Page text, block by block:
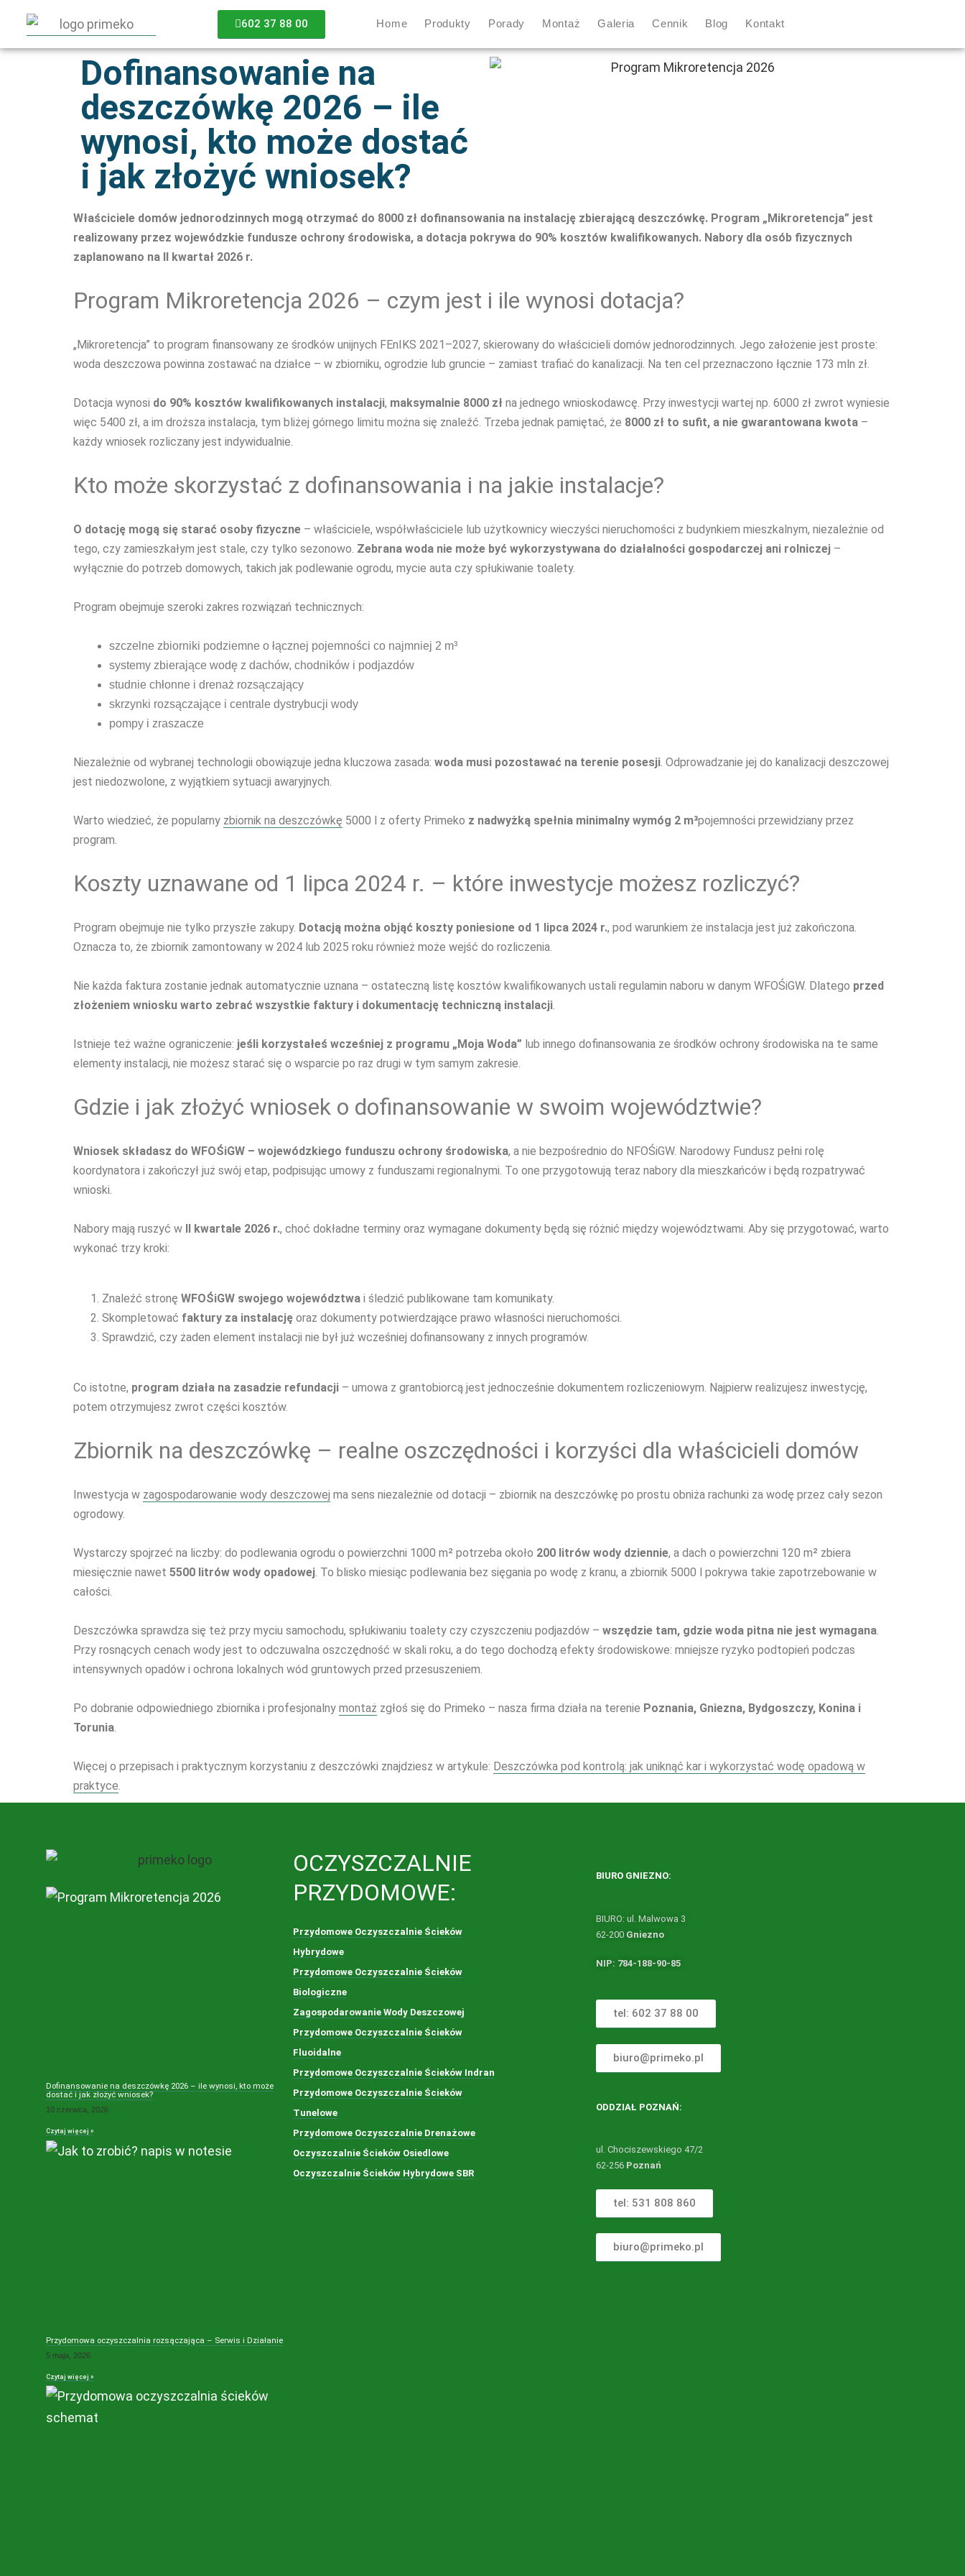
602 37 88 00 Home Produkty Porady Montaż Galeria Cennik Blog Kontakt
Dofinansowanie na
deszczówkę 2026 – ile
wynosi, kto może dostać
i jak złożyć wniosek?
Właściciele domów jednorodzinnych mogą otrzymać do 8000 zł dofinansowania na instalację zbierającą deszczówkę. Program „Mikroretencja” jest
realizowany przez wojewódzkie fundusze ochrony środowiska, a dotacja pokrywa do 90% kosztów kwalifikowanych. Nabory dla osób fizycznych
zaplanowano na II kwartał 2026 r.
Program Mikroretencja 2026 – czym jest i ile wynosi dotacja?
„Mikroretencja” to program finansowany ze środków unijnych FEnIKS 2021–2027, skierowany do właścicieli domów jednorodzinnych. Jego założenie jest proste:
woda deszczowa powinna zostawać na działce – w zbiorniku, ogrodzie lub gruncie – zamiast trafiać do kanalizacji. Na ten cel przeznaczono łącznie 173 mln zł.
Dotacja wynosi do 90% kosztów kwalifikowanych instalacji, maksymalnie 8000 zł na jednego wnioskodawcę. Przy inwestycji wartej np. 6000 zł zwrot wyniesie
więc 5400 zł, a im droższa instalacja, tym bliżej górnego limitu można się znaleźć. Trzeba jednak pamiętać, że 8000 zł to sufit, a nie gwarantowana kwota –
każdy wniosek rozliczany jest indywidualnie.
Kto może skorzystać z dofinansowania i na jakie instalacje?
O dotację mogą się starać osoby fizyczne – właściciele, współwłaściciele lub użytkownicy wieczyści nieruchomości z budynkiem mieszkalnym, niezależnie od
tego, czy zamieszkałym jest stale, czy tylko sezonowo. Zebrana woda nie może być wykorzystywana do działalności gospodarczej ani rolniczej –
wyłącznie do potrzeb domowych, takich jak podlewanie ogrodu, mycie auta czy spłukiwanie toalety.
Program obejmuje szeroki zakres rozwiązań technicznych:
szczelne zbiorniki podziemne o łącznej pojemności co najmniej 2 m³
systemy zbierające wodę z dachów, chodników i podjazdów
studnie chłonne i drenaż rozsączający
skrzynki rozsączające i centrale dystrybucji wody
pompy i zraszacze
Niezależnie od wybranej technologii obowiązuje jedna kluczowa zasada: woda musi pozostawać na terenie posesji. Odprowadzanie jej do kanalizacji deszczowej
jest niedozwolone, z wyjątkiem sytuacji awaryjnych.
Warto wiedzieć, że popularny zbiornik na deszczówkę 5000 l z oferty Primeko z nadwyżką spełnia minimalny wymóg 2 m³pojemności przewidziany przez
program.
Koszty uznawane od 1 lipca 2024 r. – które inwestycje możesz rozliczyć?
Program obejmuje nie tylko przyszłe zakupy. Dotacją można objąć koszty poniesione od 1 lipca 2024 r., pod warunkiem że instalacja jest już zakończona.
Oznacza to, że zbiornik zamontowany w 2024 lub 2025 roku również może wejść do rozliczenia.
Nie każda faktura zostanie jednak automatycznie uznana – ostateczną listę kosztów kwalifikowanych ustali regulamin naboru w danym WFOŚiGW. Dlatego przed
złożeniem wniosku warto zebrać wszystkie faktury i dokumentację techniczną instalacji.
Istnieje też ważne ograniczenie: jeśli korzystałeś wcześniej z programu „Moja Woda” lub innego dofinansowania ze środków ochrony środowiska na te same
elementy instalacji, nie możesz starać się o wsparcie po raz drugi w tym samym zakresie.
Gdzie i jak złożyć wniosek o dofinansowanie w swoim województwie?
Wniosek składasz do WFOŚiGW – wojewódzkiego funduszu ochrony środowiska, a nie bezpośrednio do NFOŚiGW. Narodowy Fundusz pełni rolę
koordynatora i zakończył już swój etap, podpisując umowy z funduszami regionalnymi. To one przygotowują teraz nabory dla mieszkańców i będą rozpatrywać
wnioski.
Nabory mają ruszyć w II kwartale 2026 r., choć dokładne terminy oraz wymagane dokumenty będą się różnić między województwami. Aby się przygotować, warto
wykonać trzy kroki:
Znaleźć stronę WFOŚiGW swojego województwa i śledzić publikowane tam komunikaty.
Skompletować faktury za instalację oraz dokumenty potwierdzające prawo własności nieruchomości.
Sprawdzić, czy żaden element instalacji nie był już wcześniej dofinansowany z innych programów.
Co istotne, program działa na zasadzie refundacji – umowa z grantobiorcą jest jednocześnie dokumentem rozliczeniowym. Najpierw realizujesz inwestycję,
potem otrzymujesz zwrot części kosztów.
Zbiornik na deszczówkę – realne oszczędności i korzyści dla właścicieli domów
Inwestycja w zagospodarowanie wody deszczowej ma sens niezależnie od dotacji – zbiornik na deszczówkę po prostu obniża rachunki za wodę przez cały sezon
ogrodowy.
Wystarczy spojrzeć na liczby: do podlewania ogrodu o powierzchni 1000 m² potrzeba około 200 litrów wody dziennie, a dach o powierzchni 120 m² zbiera
miesięcznie nawet 5500 litrów wody opadowej. To blisko miesiąc podlewania bez sięgania po wodę z kranu, a zbiornik 5000 l pokrywa takie zapotrzebowanie w
całości.
Deszczówka sprawdza się też przy myciu samochodu, spłukiwaniu toalety czy czyszczeniu podjazdów – wszędzie tam, gdzie woda pitna nie jest wymagana.
Przy rosnących cenach wody jest to odczuwalna oszczędność w skali roku, a do tego dochodzą efekty środowiskowe: mniejsze ryzyko podtopień podczas
intensywnych opadów i ochrona lokalnych wód gruntowych przed przesuszeniem.
Po dobranie odpowiedniego zbiornika i profesjonalny montaż zgłoś się do Primeko – nasza firma działa na terenie Poznania, Gniezna, Bydgoszczy, Konina i
Torunia.
Więcej o przepisach i praktycznym korzystaniu z deszczówki znajdziesz w artykule: Deszczówka pod kontrolą: jak uniknąć kar i wykorzystać wodę opadową w
praktyce.
Dofinansowanie na deszczówkę 2026 – ile wynosi, kto może
dostać i jak złożyć wniosek?
10 czerwca, 2026
Czytaj więcej »
Przydomowa oczyszczalnia rozsączająca – Serwis i Działanie
5 maja, 2026
Czytaj więcej »
OCZYSZCZALNIE
PRZYDOMOWE:
Przydomowe Oczyszczalnie Ścieków
Hybrydowe
Przydomowe Oczyszczalnie Ścieków
Biologiczne
Zagospodarowanie Wody Deszczowej
Przydomowe Oczyszczalnie Ścieków
Fluoidalne
Przydomowe Oczyszczalnie Ścieków Indran
Przydomowe Oczyszczalnie Ścieków
Tunelowe
Przydomowe Oczyszczalnie Drenażowe
Oczyszczalnie Ścieków Osiedlowe
Oczyszczalnie Ścieków Hybrydowe SBR
BIURO GNIEZNO:
BIURO: ul. Malwowa 3
62-200 Gniezno
NIP: 784-188-90-85
tel: 602 37 88 00
biuro@primeko.pl
ODDZIAŁ POZNAŃ:
ul. Chociszewskiego 47/2
62-256 Poznań
tel: 531 808 860
biuro@primeko.pl